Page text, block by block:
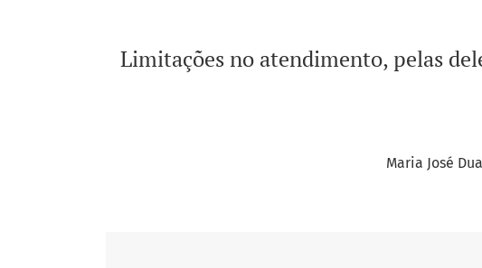
Limitações no atendimento, pelas
Maria José